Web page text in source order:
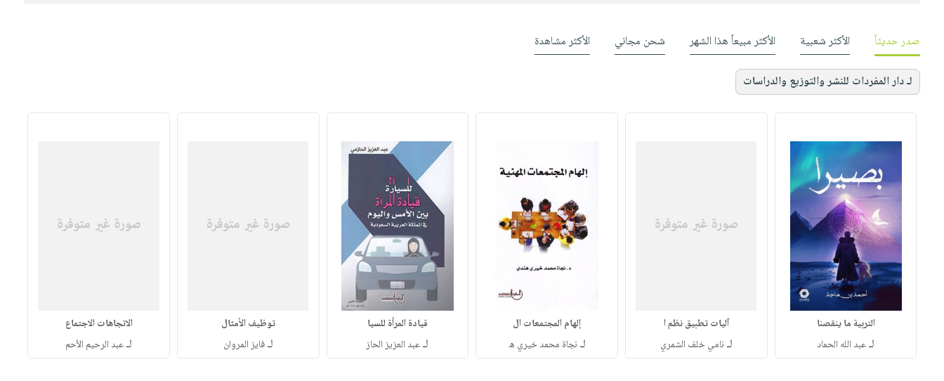
صدر حديثاً الأكثر شعبية الأكثر مبيعاً هذا الشهر شحن مجاني الأكثر مشاهدة
لـ دار المفردات للنشر والتوزيع والدراسات
التربية ما ينقصنا‎
لـعبد الله الحماد‎
‎آليات تطبيق نظم ا
لـ نامي خلف الشمري‎
إلهام المجتمعات ال
لـ نجاة محمد خيري ه
قيادة المرأة للسيا
لـعبد العزيز الحاز
توظيف الأمثال
لـفايز المروان
الاتجاهات الاجتماع
لـعبد الرحيم الأحم